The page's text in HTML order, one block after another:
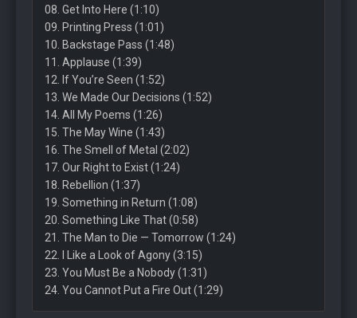
08. Get Into Here (1:10)
09. Printing Press (1:01)
10. Backstage Pass (1:48)
11. Applause (1:39)
12. If You’re Seen (1:52)
13. We Made Our Decisions (1:52)
14. All My Poems (1:26)
15. The May Wine (1:43)
16. The Smell of Metal (2:02)
17. Our Right to Exist (1:24)
18. Rebellion (1:37)
19. Something in Return (1:08)
20. Something Like That (0:58)
21. The Man to Die — Tomorrow (1:24)
22. I Like a Look of Agony (3:15)
23. You Must Be a Nobody (1:31)
24. You Cannot Put a Fire Out (1:29)